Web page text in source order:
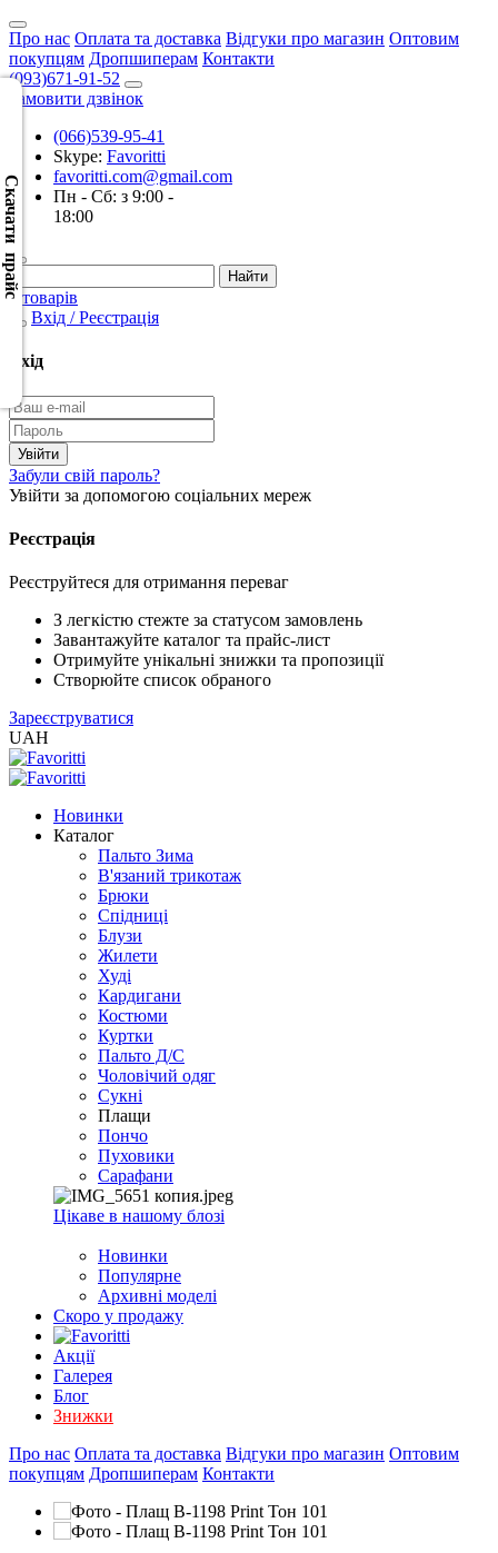
Про нас Оплата та доставка Відгуки про магазин Оптовим
покупцям Дропшиперам Контакти
(093)671-91-52
Замовити дзвінок
(066)539-95-41
Skype: Favoritti
favoritti.com@gmail.com
Пн - Сб: з 9:00 -
18:00
0 товарів
Вхід / Реєстрація
Вхід
Забули свій пароль?
Увійти за допомогою соціальних мереж
Реєстрація
Реєструйтеся для отримання переваг
З легкістю стежте за статусом замовлень
Завантажуйте каталог та прайс-лист
Отримуйте унікальні знижки та пропозиції
Створюйте список обраного
Зареєструватися
UAH
Новинки
Каталог
Пальто Зима
В'язаний трикотаж
Брюки
Спідниці
Блузи
Жилети
Худі
Кардигани
Костюми
Куртки
Пальто Д/С
Чоловічий одяг
Сукні
Плащи
Пончо
Пуховики
Сарафани
Цікаве в нашому блозі
Новинки
Популярне
Архивні моделі
Скоро у продажу
Акції
Галерея
Блог
Знижки
Про нас Оплата та доставка Відгуки про магазин Оптовим
покупцям Дропшиперам Контакти
Скачати прайс
Скачать
XML
(Розн.)
Скачать
XML
(Опт)
CSV
Скачать
CSV
(Опт)
XLS
EXCEL
(Розн.)
XLS
EXCEL
2005
(Опт)
XLSX